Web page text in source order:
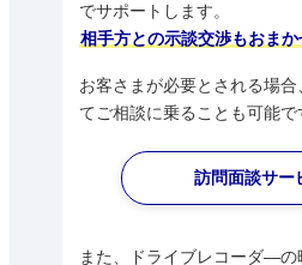
でサポートします。
相手方との示談交渉もおまか
お客さまが必要とされる場
てご相談に乗ることも可能で
訪問面談サー
また、ドライブレコーダ―